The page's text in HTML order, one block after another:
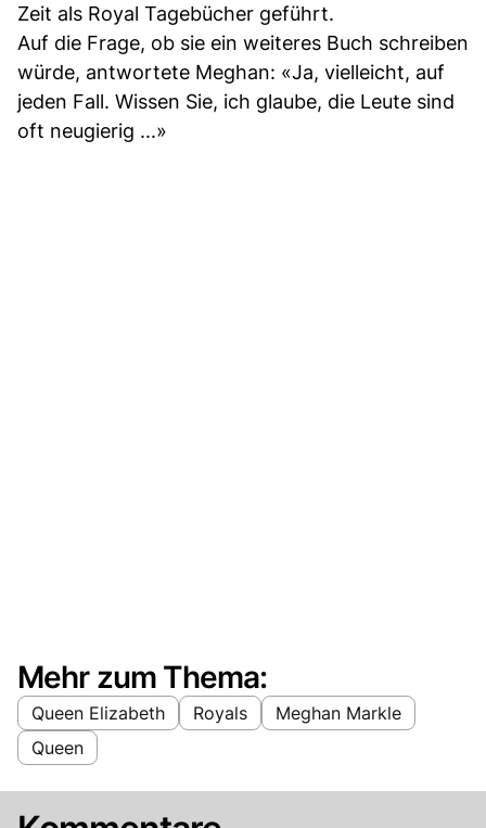
Zeit als Royal Tagebücher geführt.
Auf die Frage, ob sie ein weiteres Buch schreiben
würde, antwortete Meghan: «Ja, vielleicht, auf
jeden Fall. Wissen Sie, ich glaube, die Leute sind
oft neugierig ...»
Mehr zum Thema:
Queen Elizabeth Royals
Meghan Markle
Queen